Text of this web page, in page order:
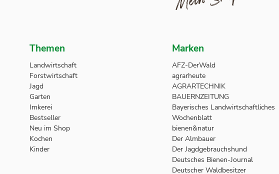
Themen
Landwirtschaft
Forstwirtschaft
Jagd
Garten
Imkerei
Bestseller
Neu im Shop
Kochen
Kinder
Marken
AFZ-DerWald
agrarheute
AGRARTECHNIK
BAUERNZEITUNG
Bayerisches Landwirtschaftliches
Wochenblatt
bienen&natur
Der Almbauer
Der Jagdgebrauchshund
Deutsches Bienen-Journal
Deutscher Waldbesitzer